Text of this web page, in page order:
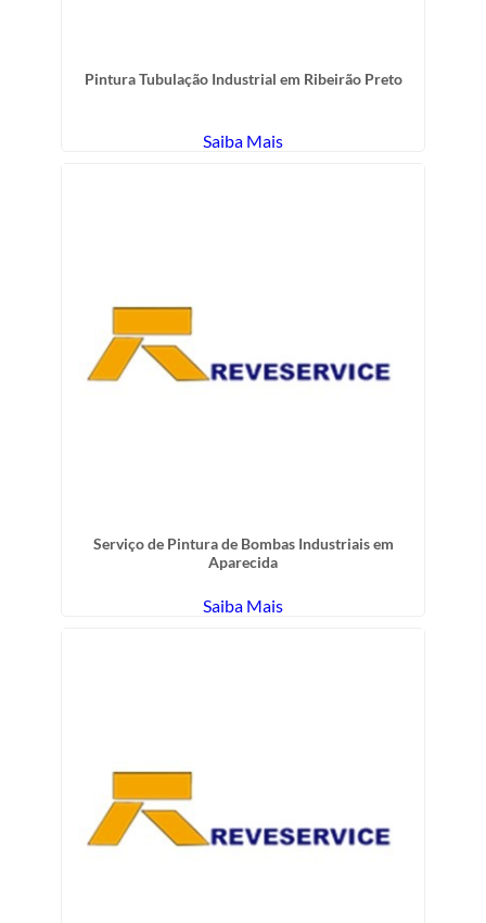
Pintura Tubulação Industrial em Ribeirão Preto
Saiba Mais
Serviço de Pintura de Bombas Industriais em
Aparecida
Saiba Mais